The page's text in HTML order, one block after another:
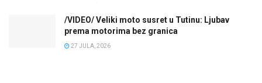
/VIDEO/ Veliki moto susret u Tutinu: Ljubav
prema motorima bez granica
27 JULA, 2026